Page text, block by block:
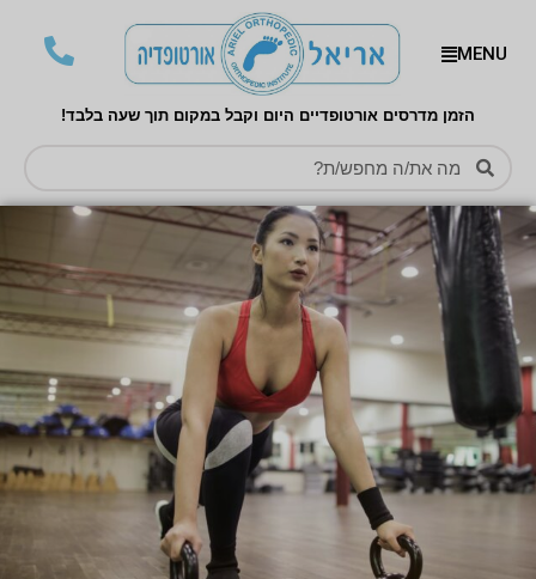
MENU
הזמן מדרסים אורטופדיים היום וקבל במקום תוך שעה בלבד!